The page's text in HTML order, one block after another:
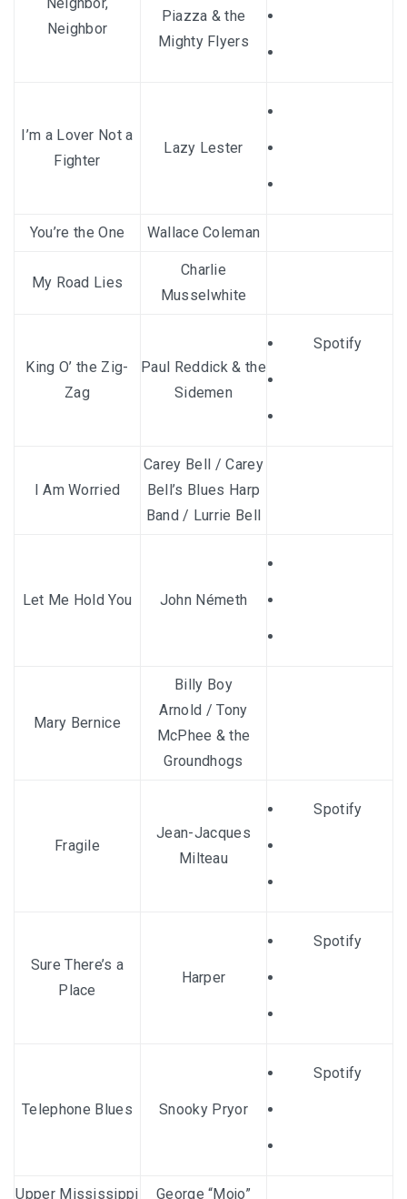
Neighbor,
Neighbor
Piazza & the
Mighty Flyers
I’m a Lover Not a
Fighter
Lazy Lester
You’re the One Wallace Coleman
My Road Lies
Charlie
Musselwhite
King O’ the Zig-
Zag
Paul Reddick & the
Sidemen
Spotify
I Am Worried
Carey Bell /Carey
Bell’s Blues Harp
Band / Lurrie Bell
Let Me Hold You John Németh
Mary Bernice
Billy Boy
Arnold /Tony
McPhee & the
Groundhogs
Fragile
Jean-Jacques
Milteau
Spotify
Sure There’s a
Place
Harper
Spotify
Telephone Blues Snooky Pryor
Spotify
Upper Mississippi George “Mojo”